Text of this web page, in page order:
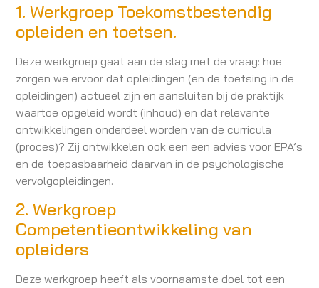
1. Werkgroep Toekomstbestendig
opleiden en toetsen.
Deze werkgroep gaat aan de slag met de vraag: hoe
zorgen we ervoor dat opleidingen (en de toetsing in de
opleidingen) actueel zijn en aansluiten bij de praktijk
waartoe opgeleid wordt (inhoud) en dat relevante
ontwikkelingen onderdeel worden van de curricula
(proces)? Zij ontwikkelen ook een een advies voor EPA’s
en de toepasbaarheid daarvan in de psychologische
vervolgopleidingen.
2. Werkgroep
Competentieontwikkeling van
opleiders
Deze werkgroep heeft als voornaamste doel tot een